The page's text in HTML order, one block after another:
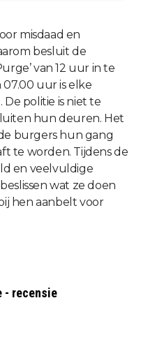
misdaad en
besluit de
van 12 uur in te
07.00 uur is elke
De politie is niet te
hun deuren. Het
burgers hun gang
te worden. Tijdens de
en veelvuldige
wat ze doen
hen aanbelt voor
- recensie